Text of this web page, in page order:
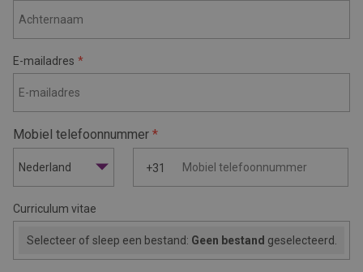
E-mailadres
Mobiel telefoonnummer
Nederland +31
Curriculum vitae
Selecteer of sleep een bestand: Geen bestand geselecteerd.